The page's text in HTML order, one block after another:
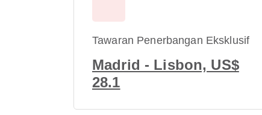
Tawaran Penerbangan Eksklusif
Madrid - Lisbon, US$
28.1